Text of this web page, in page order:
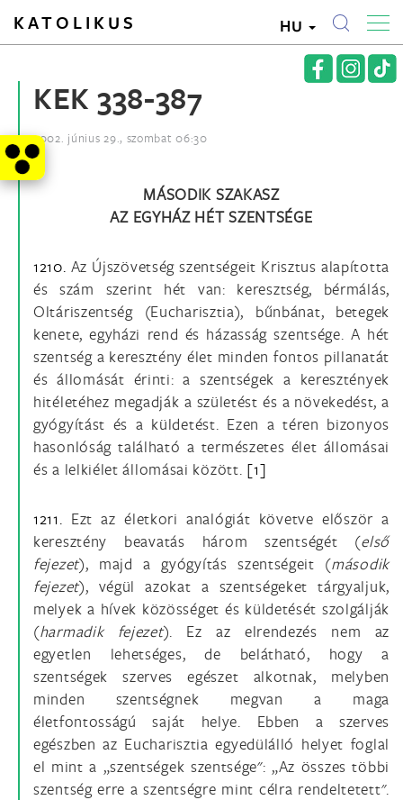
KATOLIKUS HU
KEK 338-387
2002. június 29., szombat 06:30
MÁSODIK SZAKASZ
AZ EGYHÁZ HÉT SZENTSÉGE
1210. Az Újszövetség szentségeit Krisztus alapította
és szám szerint hét van: keresztség, bérmálás,
Oltáriszentség (Eucharisztia), bűnbánat, betegek
kenete, egyházi rend és házasság szentsége. A hét
szentség a keresztény élet minden fontos pillanatát
és állomását érinti: a szentségek a keresztények
hitéletéhez megadják a születést és a növekedést, a
gyógyítást és a küldetést. Ezen a téren bizonyos
hasonlóság található a természetes élet állomásai
és a lelkiélet állomásai között. [1]
1211. Ezt az életkori analógiát követve először a
keresztény beavatás három szentségét (első
fejezet), majd a gyógyítás szentségeit (második
fejezet), végül azokat a szentségeket tárgyaljuk,
melyek a hívek közösséget és küldetését szolgálják
(harmadik fejezet). Ez az elrendezés nem az
egyetlen lehetséges, de belátható, hogy a
szentségek szerves egészet alkotnak, melyben
minden szentségnek megvan a maga
életfontosságú saját helye. Ebben a szerves
egészben az Eucharisztia egyedülálló helyet foglal
el mint a „szentségek szentsége": „Az összes többi
szentség erre a szentségre mint célra rendeltetett".